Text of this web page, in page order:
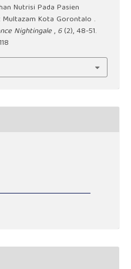
Nutrisi Pada Pasien
Kota Gorontalo .
Nightingale, 6 (2), 48-51.